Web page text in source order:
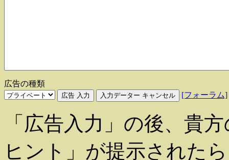
広告の種類
[フォーラム]
「広告入力」の後、貴
ヒント」が提示された